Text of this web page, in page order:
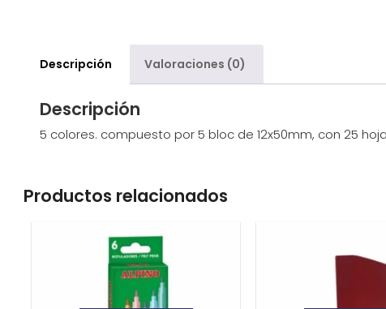
Descripción Valoraciones (0)
Descripción
5 colores. compuesto por 5 bloc de 12x50mm, con 25
Productos relacionados